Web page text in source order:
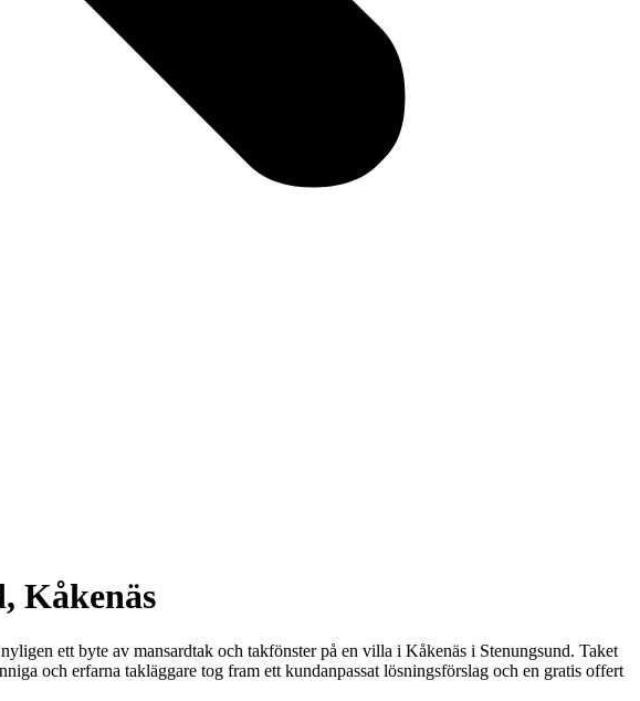
Kåkenäs
ett byte av mansardtak och takfönster på en villa i Kåkenäs i Stenungsund. Taket
och erfarna takläggare tog fram ett kundanpassat lösningsförslag och en gratis offert